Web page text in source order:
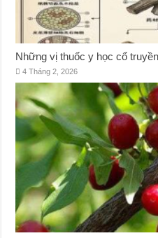
Những vị thuốc y học cổ
4 Tháng 2, 2026